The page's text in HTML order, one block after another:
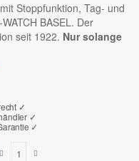
Stoppfunktion, Tag- und
BASEL. Der
seit 1922. Nur solange
✓
✓
✓